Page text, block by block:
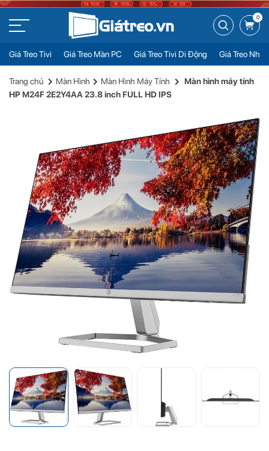
0
Giá Treo Tivi Giá Treo Màn PC Giá Treo Tivi Di Động
Giá Treo
4.350.000đ
Đặt mua
Trang chủ Màn Hình Màn Hình Máy Tính
Màn hình máy tính
HP M24F 2E2Y4AA 23.8 inch FULL HD IPS